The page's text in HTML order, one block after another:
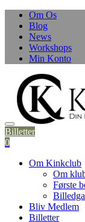
Skip
content
Om Os
Blog
News
Workshops
Min Konto
Billetter
0
Om Kinkclub
Om
Første
Bliv Medlem
Billetter